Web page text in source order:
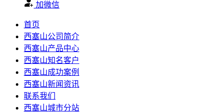
加微信
首页
西塞山公司简介
西塞山产品中心
西塞山知名客户
西塞山成功案例
西塞山新闻资讯
联系我们
西塞山城市分站